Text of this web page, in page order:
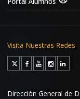
Visita Nuestras Redes
Dirección General de